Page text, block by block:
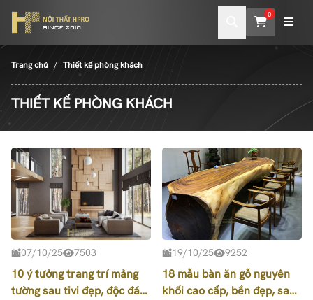
0
Trang chủ Thiết kế phòng khách
THIẾT KẾ PHÒNG KHÁCH
07/10/25 7503
10 ý tưởng trang trí mảng
tường sau tivi đẹp, độc đáo,
19/10/25 9252
18 mẫu bàn ăn gỗ nguyên
khối cao cấp, bền đẹp, sang